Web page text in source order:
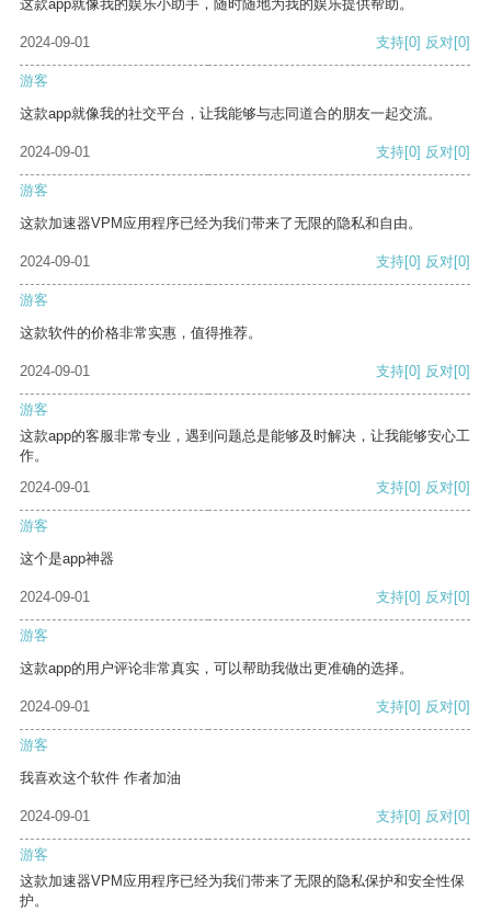
这款app就像我的娱乐小助手，随时随地为我的娱乐提供帮助。
2024-09-01 支持[0] 反对[0]
游客
这款app就像我的社交平台，让我能够与志同道合的朋友一起交流。
2024-09-01 支持[0] 反对[0]
游客
这款加速器VPM应用程序已经为我们带来了无限的隐私和自由。
2024-09-01 支持[0] 反对[0]
游客
这款软件的价格非常实惠，值得推荐。
2024-09-01 支持[0] 反对[0]
游客
这款app的客服非常专业，遇到问题总是能够及时解决，让我能够安心工
作。
2024-09-01
支持[0] 反对[0]
游客
这个是app神器
2024-09-01 支持[0] 反对[0]
游客
这款app的用户评论非常真实，可以帮助我做出更准确的选择。
2024-09-01 支持[0] 反对[0]
游客
我喜欢这个软件 作者加油
2024-09-01 支持[0] 反对[0]
游客
这款加速器VPM应用程序已经为我们带来了无限的隐私保护和安全性保
护。